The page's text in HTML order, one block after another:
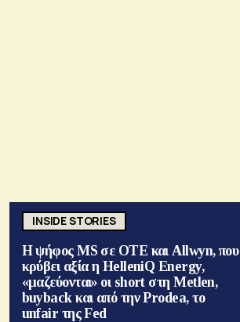
INSIDE STORIES
Η ψήφος MS σε ΟΤΕ και Allwyn, που
κρύβει αξία η HelleniQ Energy,
«μαζεύονται» οι short στη Metlen,
buyback και από την Prodea, το
unfair της Fed